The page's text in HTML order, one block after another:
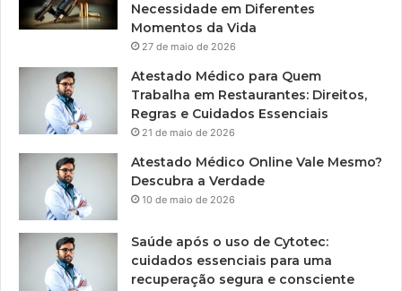
Necessidade em Diferentes
Momentos da Vida
27 de maio de 2026
Atestado Médico para Quem
Trabalha em Restaurantes: Direitos,
Regras e Cuidados Essenciais
21 de maio de 2026
Atestado Médico Online Vale Mesmo?
Descubra a Verdade
10 de maio de 2026
Saúde após o uso de Cytotec:
cuidados essenciais para uma
recuperação segura e consciente